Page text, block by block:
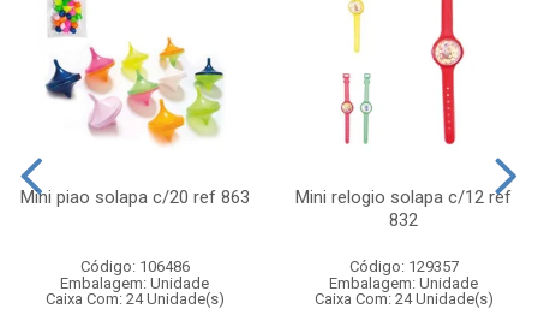
Mini piao solapa c/20 ref 863
Código: 106486
Embalagem: Unidade
Caixa Com: 24 Unidade(s)
Mini relogio solapa c/12 ref
832
Código: 129357
Embalagem: Unidade
Caixa Com: 24 Unidade(s)